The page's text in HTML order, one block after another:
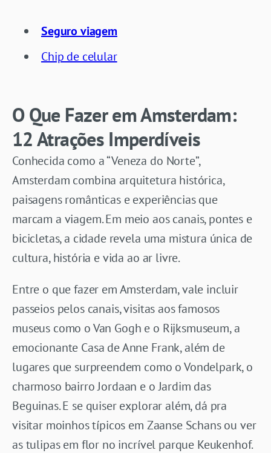
Seguro viagem
Chip de celular
O Que Fazer em Amsterdam:
12 Atrações Imperdíveis
Conhecida como a “Veneza do Norte”,
Amsterdam combina arquitetura histórica,
paisagens românticas e experiências que
marcam a viagem. Em meio aos canais, pontes e
bicicletas, a cidade revela uma mistura única de
cultura, história e vida ao ar livre.
Entre o que fazer em Amsterdam, vale incluir
passeios pelos canais, visitas aos famosos
museus como o Van Gogh e o Rijksmuseum, a
emocionante Casa de Anne Frank, além de
lugares que surpreendem como o Vondelpark, o
charmoso bairro Jordaan e o Jardim das
Beguinas. E se quiser explorar além, dá pra
visitar moinhos típicos em Zaanse Schans ou ver
as tulipas em flor no incrível parque Keukenhof.